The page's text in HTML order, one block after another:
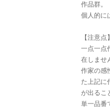
作品群。
個人的に
【注意点】
一点一点
在しませ
作家の感
た上記に
が出るこ
単一品番